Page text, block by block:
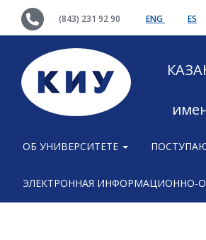
(843) 231 92 90 ENG ES
ОБ УНИВЕРСИТЕТЕ
ЭЛЕКТРОННАЯ ИНФОРМАЦИОННО-